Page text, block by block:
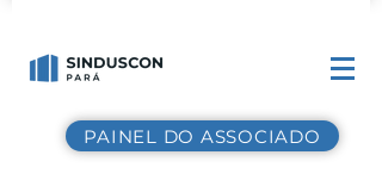
PAINEL DO ASSOCIADO